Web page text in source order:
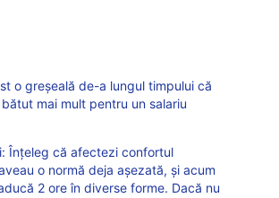
o greșeală de-a lungul timpului că
mai mult pentru un salariu
Înțeleg că afectezi confortul
o normă deja așezată, și acum
2 ore în diverse forme. Dacă nu